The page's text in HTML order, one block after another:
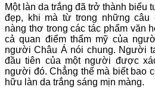
Một làn da trắng đã trở thành biểu
đẹp, khi mà từ trong những câu
nàng thơ trong các tác phẩm văn
cả quan điểm thẩm mỹ của
người Châu Á nói chung. Người
đầu tiên của một người được
người đó. Chẳng thế mà biết bao
hữu làn da trắng sáng mịn màng.